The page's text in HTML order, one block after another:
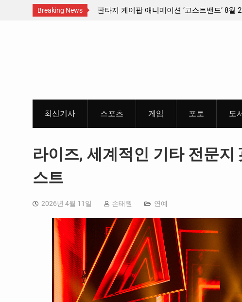
Breaking News
넥트페스티벌 출품 인디
판타지 케이팝 애니메이션 ‘고스트밴드’ 8월
최신기사 스포츠 게임 포토 도
라이즈, 세계적인 기타 전문지
스트
2026년 4월 11일 손태원 연예